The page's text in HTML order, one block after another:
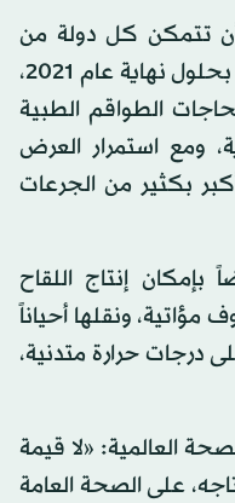
تتمكن كل دولة من
تلقيح 20 في المائة من سكانها بحلول نهاية عام 2021،
الطواقم الطبية
ومع استمرار العرض
بكثير من الجرعات
بإمكان إنتاج اللقاح
ونقلها أحياناً
درجات حرارة متدنية،
العالمية: «لا قيمة
على الصحة العامة